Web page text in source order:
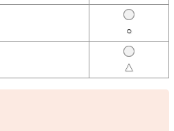
る両面仕様で、コーディネートの幅
○
△